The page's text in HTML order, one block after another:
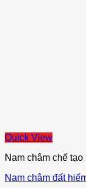
Quick View
Nam châm chế tạo
Nam châm đất